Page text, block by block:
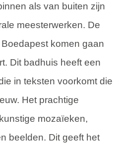
als van buiten zijn
meesterwerken. De
komen gaan
Dit badhuis heeft een
in teksten voorkomt die
Het prachtige
mozaïeken,
beelden. Dit geeft het